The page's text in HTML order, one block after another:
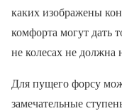
каких изображены
комфорта могут дать
не колесах не должна
Для пущего форсу
замечательные